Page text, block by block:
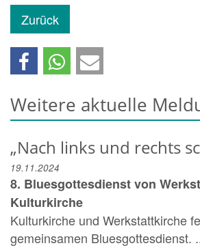
Zurück
Weitere aktuelle
„Nach links und rechts
19.11.2024
8. Bluesgottesdienst von
Kulturkirche
Kulturkirche und Werkstattkirche
gemeinsamen Bluesgottesdienst.